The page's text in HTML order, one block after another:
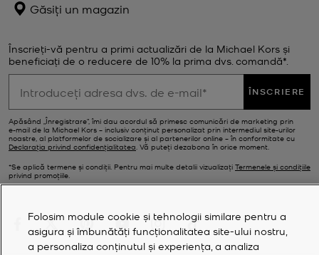
Găsiți un magazin
Înscrieți-vă pentru a primi actualizări de la Michael Kors și
beneficiați de o reducere de 10% la prima dvs. comandă*.
ÎNSCRIERE
Apăsând „Înregistrare”, îmi dau acordul să primesc comunicări de marketing prin
e‑mail de la Michael Kors – inclusiv conținut personalizat prin intermediul site-urilor
noastre, al platformelor de socializare și al partenerilor online – în conformitate cu
Declarația privind confidențialitatea. Vă puteți dezabona în orice moment.
*Se aplică termene și condiții. Pentru mai multe detalii vizualizați Termenele și condițiile
privind promoțiile.
Folosim module cookie și tehnologii similare pentru a
asigura și îmbunătăți funcționalitatea site-ului nostru,
a personaliza conținutul și experiența, a analiza